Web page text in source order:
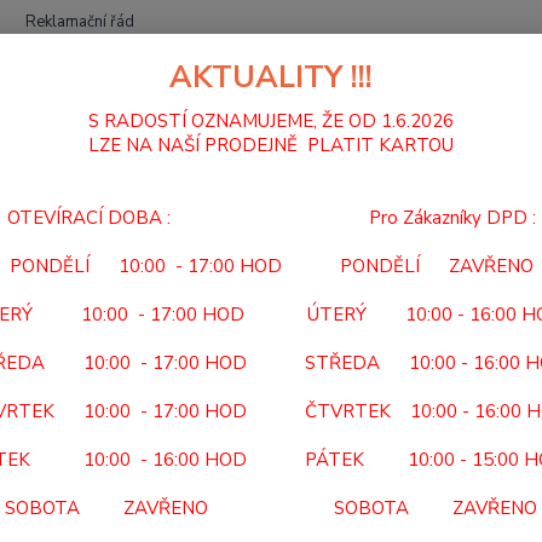
Reklamační řád
DVOUKOLOVÉ PEVNÉ
12/
Cena
AKTUALITY !!!
S RADOSTÍ OZNAMUJEME, ŽE OD 1.6.2026
LZE NA NAŠÍ PRODEJNĚ PLATIT KARTOU
OTEVÍRACÍ DOBA : Pro Zákazníky DPD :
PONDĚLÍ 10:00 - 17:00 HOD PONDĚLÍ ZAVŘENO
10:00 - 17:00 HOD ÚTERÝ 10:00 - 16:00
10:00 - 17:00 HOD STŘEDA 10:00 - 16:00
10:00 - 17:00 HOD ČTVRTEK 10:00 - 16:00
10:00 - 16:00 HOD PÁTEK 10:00 - 15:00
SOBOTA ZAVŘENO SOBOTA ZAVŘENO